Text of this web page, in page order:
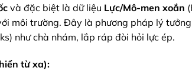
và đặc biệt là dữ liệu Lực/Mô-men xoắn
môi trường. Đây là phương pháp lý
như chà nhám, lắp ráp đòi hỏi lực ép.
từ xa):